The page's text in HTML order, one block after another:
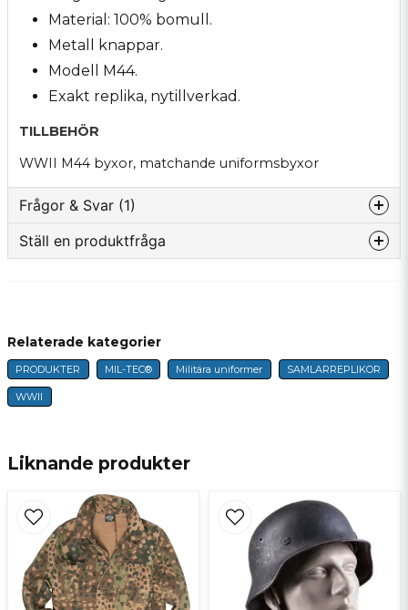
Material: 100% bomull.
Metall knappar.
Modell M44.
Exakt replika, nytillverkad.
TILLBEHÖR
WWII M44 byxor, matchande uniformsbyxor
Frågor & Svar (1)
Hej!
Ja , det har vi.
Ställ en produktfråga
name
Namn
E-postadress
Ja, ni får publicera min fråga
Liknande produkter
Relaterade kategorier
PRODUKTER MIL-TEC® Militära uniformer SAMLARREPLIKOR
WWII